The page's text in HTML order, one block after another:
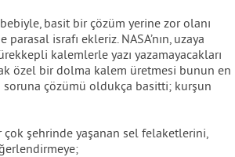
basit bir çözüm yerine zor olanı
israfı ekleriz. NASA’nın, uzaya
kalemlerle yazı yazamayacakları
özel bir dolma kalem üretmesi bunun en
çözümü oldukça basitti; kurşun
şehrinde yaşanan sel felaketlerini,